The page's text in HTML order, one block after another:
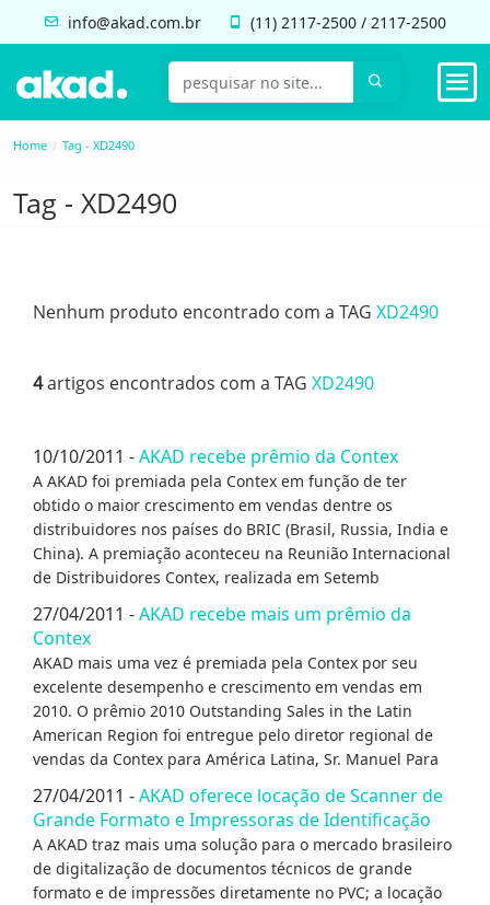
info@akad.com.br (11) 2117-2500 / 2117-2500
Home Tag - XD2490
Tag - XD2490
Nenhum produto encontrado com a TAG XD2490
4artigos encontrados com a TAG XD2490
10/10/2011 -AKAD recebe prêmio da Contex
A AKAD foi premiada pela Contex em função de ter
obtido o maior crescimento em vendas dentre os
distribuidores nos países do BRIC (Brasil, Russia, India e
China). A premiação aconteceu na Reunião Internacional
de Distribuidores Contex, realizada em Setemb
27/04/2011 -AKAD recebe mais um prêmio da
Contex
AKAD mais uma vez é premiada pela Contex por seu
excelente desempenho e crescimento em vendas em
2010. O prêmio 2010 Outstanding Sales in the Latin
American Region foi entregue pelo diretor regional de
vendas da Contex para América Latina, Sr. Manuel Para
27/04/2011 -AKAD oferece locação de Scanner de
Grande Formato e Impressoras de Identificação
A AKAD traz mais uma solução para o mercado brasileiro
de digitalização de documentos técnicos de grande
formato e de impressões diretamente no PVC; a locação